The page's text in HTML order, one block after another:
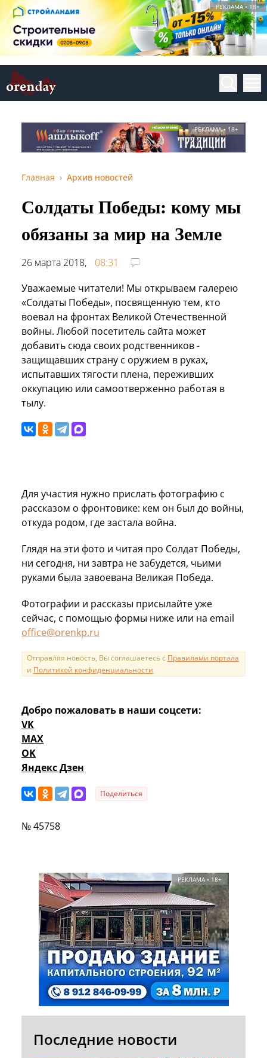
РЕКЛАМА • 18+
РЕКЛАМА • 18+
Главная Архив новостей
Солдаты Победы: кому мы
обязаны за мир на Земле
26 марта 2018,
08:31
Уважаемые читатели! Мы открываем галерею
«Солдаты Победы», посвященную тем, кто
воевал на фронтах Великой Отечественной
войны. Любой посетитель сайта может
добавить сюда своих родственников -
защищавших страну с оружием в руках,
испытавших тягости плена, переживших
оккупацию или самоотверженно работая в
тылу.
Для участия нужно прислать фотографию с
рассказом о фронтовике: кем он был до войны,
откуда родом, где застала война.
Глядя на эти фото и читая про Солдат Победы,
ни сегодня, ни завтра не забудется, чьими
руками была завоевана Великая Победа.
Фотографии и рассказы присылайте уже
сейчас, с помощью формы ниже или на email
office@orenkp.ru
Отправляя новость, Вы соглашаетесь с Правилами портала
и Политикой конфиденциальности
Добро пожаловать в наши соцсети:
VK
MAX
OK
Яндекс Дзен
Поделиться
№ 45758
РЕКЛАМА • 18+
Последние новости